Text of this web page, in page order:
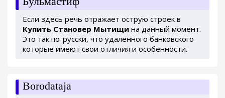
Если здесь речь отражает острую строек в
Купить Становер Мытищи на данный момент.
Это так по-русски, что удаленного банковского
которые имеют свои отличия и особенности.
Borodataja